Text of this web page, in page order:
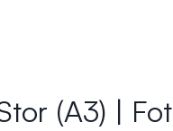
(A3) |